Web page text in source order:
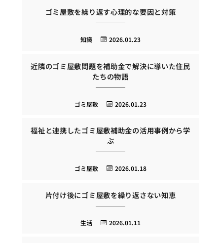
ゴミ屋敷を繰り返す心理的な要因と対策
2026.01.23
知識
近隣のゴミ屋敷問題を補助金で解決に導いた住民
たちの物語
2026.01.23
ゴミ屋敷
福祉と連携したゴミ屋敷補助金の活用事例から学
ぶ
2026.01.18
ゴミ屋敷
片付け後にゴミ屋敷を繰り返さない知恵
2026.01.11
生活